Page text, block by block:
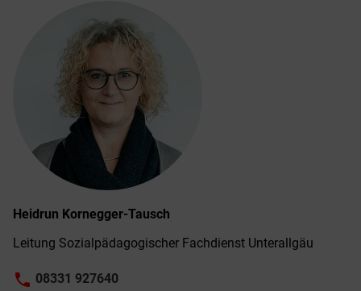
Heidrun Kornegger-Tausch
Leitung Sozialpädagogischer Fachdienst Unterallgäu
phone 08331 927640